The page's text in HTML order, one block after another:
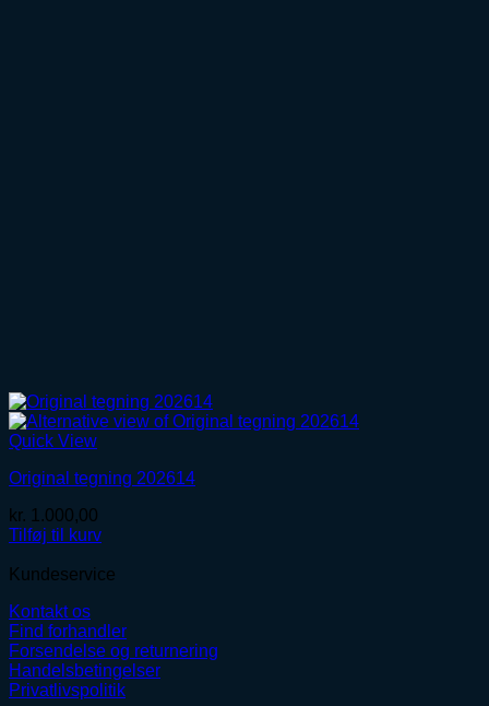
Quick View
Original tegning 202614
kr. 1.000,00
Tilføj til kurv
Kundeservice
Kontakt os
Find forhandler
Forsendelse og returnering
Handelsbetingelser
Privatlivspolitik